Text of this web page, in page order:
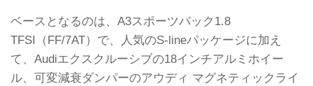
ベースとなるのは、A3スポーツバック1.8
TFSI（FF/7AT）で、人気のS-lineパッケージに加え
て、Audiエクスクルーシブの18インチアルミホイー
ル、可変減衰ダンパーのアウディ マグネティックライ